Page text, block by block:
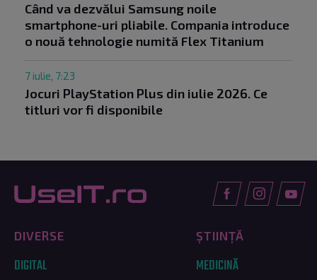
Când va dezvălui Samsung noile
smartphone-uri pliabile. Compania introduce
o nouă tehnologie numită Flex Titanium
7 iulie, 7:23
Jocuri PlayStation Plus din iulie 2026. Ce
titluri vor fi disponibile
DIVERSE
DIGITAL
ȘTIINȚĂ
MEDICINĂ